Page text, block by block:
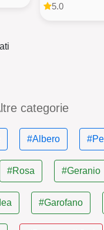
5.0
categorie
#Albero
#Rosa #Geranio
#Garofano